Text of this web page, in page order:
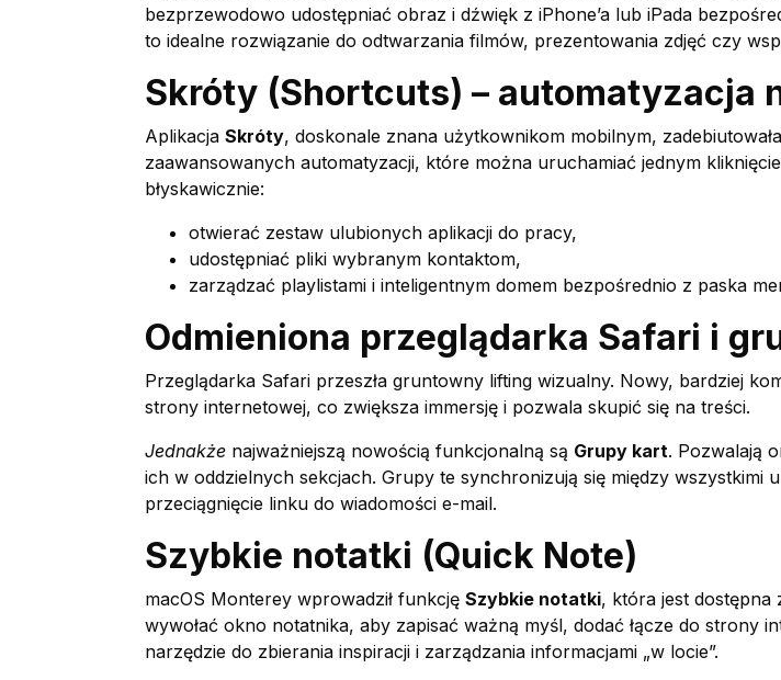
bezprzewodowo udostępniać obraz i dźwięk z iPhone’a lub iPada
to idealne rozwiązanie do odtwarzania filmów, prezentowania zdjęć czy
Skróty (Shortcuts) – automatyzacja
Aplikacja Skróty, doskonale znana użytkownikom mobilnym,
zaawansowanych automatyzacji, które można uruchamiać jednym
błyskawicznie:
otwierać zestaw ulubionych aplikacji do pracy,
udostępniać pliki wybranym kontaktom,
zarządzać playlistami i inteligentnym domem bezpośrednio z paska
Odmieniona przeglądarka Safari i
Przeglądarka Safari przeszła gruntowny lifting wizualny. Nowy, bardziej
strony internetowej, co zwiększa immersję i pozwala skupić się na treści.
Jednakże najważniejszą nowością funkcjonalną są Grupy kart. Pozwalają
ich w oddzielnych sekcjach. Grupy te synchronizują się między wszystkimi
przeciągnięcie linku do wiadomości e-mail.
Szybkie notatki (Quick Note)
macOS Monterey wprowadził funkcję Szybkie notatki, która jest dostępna
wywołać okno notatnika, aby zapisać ważną myśl, dodać łącze do strony
narzędzie do zbierania inspiracji i zarządzania informacjami „w locie”.